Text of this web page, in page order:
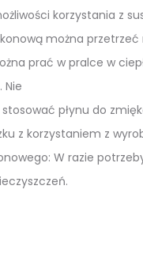
korzystania z
można
prać w pralce w
Nie
płynu do
z korzystaniem z
W razie